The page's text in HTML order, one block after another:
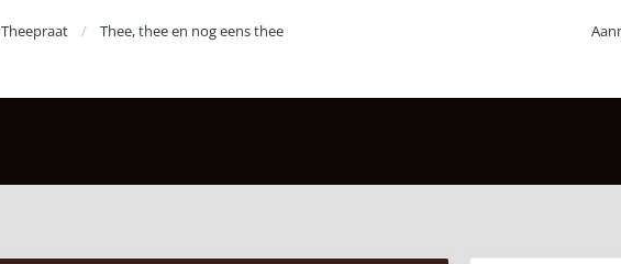
Theepraat Thee, thee en nog eens thee